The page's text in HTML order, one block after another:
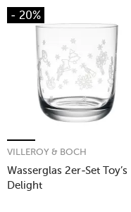
- 20%
Wasserglas 2er-Set Toy’s
Delight
VILLEROY & BOCH